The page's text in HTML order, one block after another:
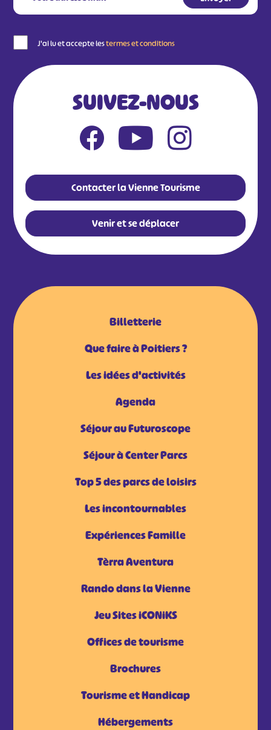
J'ai lu et accepte lestermes et conditions
SUIVEZ-NOUS
Contacter la Vienne Tourisme
Venir et se déplacer
Billetterie
Que faire à Poitiers ?
Les idées d'activités
Agenda
Séjour au Futuroscope
Séjour à Center Parcs
Top 5 des parcs de loisirs
Les incontournables
Expériences Famille
Tèrra Aventura
Rando dans la Vienne
Jeu Sites iCONiKS
Offices de tourisme
Brochures
Tourisme et Handicap
Hébergements